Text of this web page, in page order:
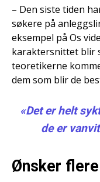
– Den siste tiden
søkere på
eksempel på Os
karaktersnittet blir
teoretikerne
dem som blir de
«Det er helt
de er
Ønsker